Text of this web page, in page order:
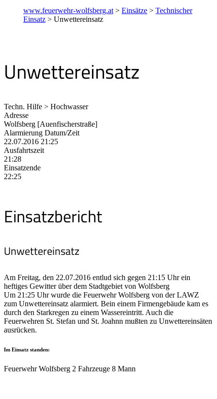
www.feuerwehr-wolfsberg.at > Einsätze > Technischer
Einsatz > Unwettereinsatz
Unwettereinsatz
Techn. Hilfe > Hochwasser
Adresse
Wolfsberg [Auenfischerstraße]
Alarmierung Datum/Zeit
22.07.2016 21:25
Ausfahrtszeit
21:28
Einsatzende
22:25
Einsatzbericht
Unwettereinsatz
Am Freitag, den 22.07.2016 entlud sich gegen 21:15 Uhr ein
heftiges Gewitter über dem Stadtgebiet von Wolfsberg
Um 21:25 Uhr wurde die Feuerwehr Wolfsberg von der LAWZ
zum Unwettereinsatz alarmiert. Bein einem Firmengebäude kam es
durch den Starkregen zu einem Wassereintritt. Auch die
Feuerwehren St. Stefan und St. Joahnn mußten zu Unwettereinsäten
ausrücken.
Im Einsatz standen:
Feuerwehr Wolfsberg 2 Fahrzeuge 8 Mann